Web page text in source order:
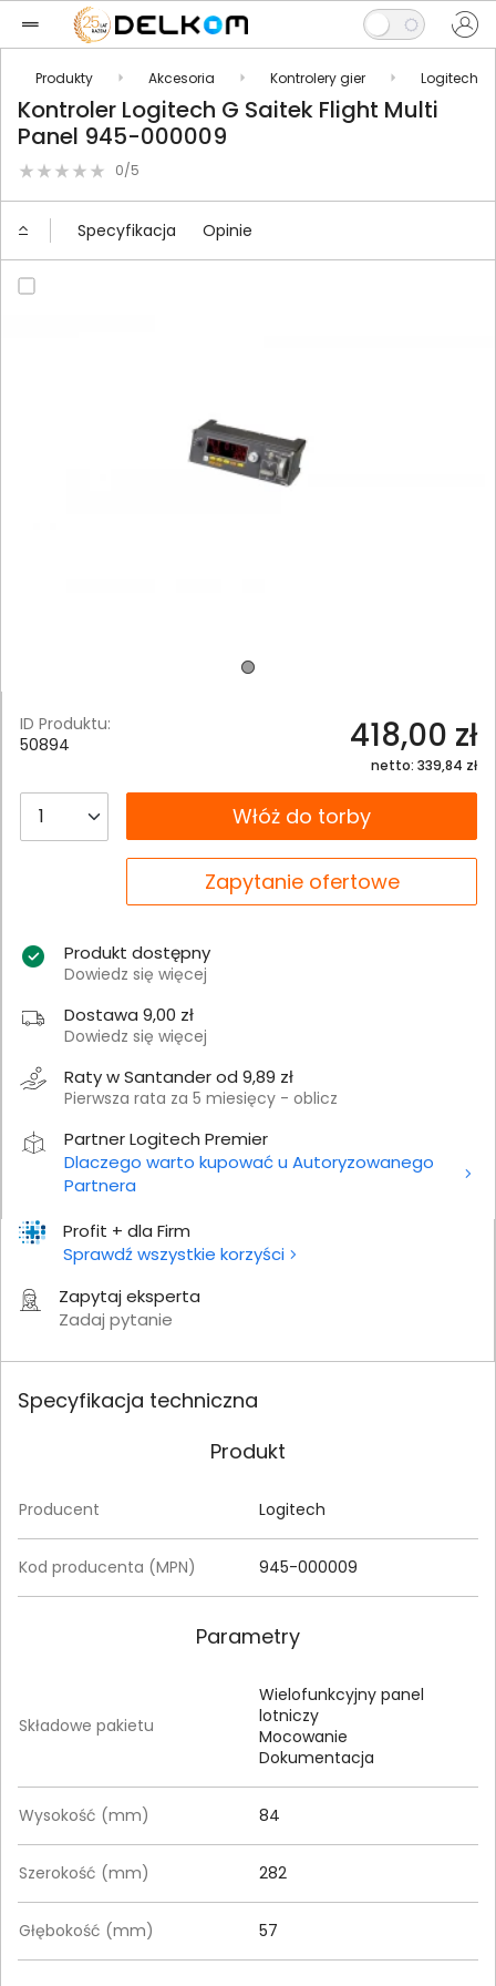
Produkty Akcesoria Kontrolery gier Logitech
Kontroler Logitech G Saitek Flight Multi
Panel 945-000009
0/5
Specyfikacja Opinie
Profit + dla Firm
Sprawdź wszystkie korzyści
Zapytaj eksperta
Zadaj pytanie
ID Produktu:
50894
418,00 zł
netto: 339,84 zł
__B2C.PRODUCT.QUANTITYWłóż do torby
Zapytanie ofertowe
Produkt dostępny
Dowiedz się więcej
Dostawa 9,00 zł
Dowiedz się więcej
Raty w Santander od 9,89 zł
Pierwsza rata za 5 miesięcy - oblicz
Partner Logitech Premier
Dlaczego warto kupować u Autoryzowanego
Partnera
Specyfikacja techniczna
Produkt
Producent Logitech
Kod producenta (MPN) 945-000009
Parametry
Składowe pakietu
Wielofunkcyjny panel
lotniczy
Mocowanie
Dokumentacja
Wysokość (mm) 84
Szerokość (mm) 282
Głębokość (mm) 57